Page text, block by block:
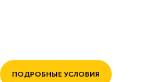
ПОДРОБНЫЕ УСЛОВИЯ